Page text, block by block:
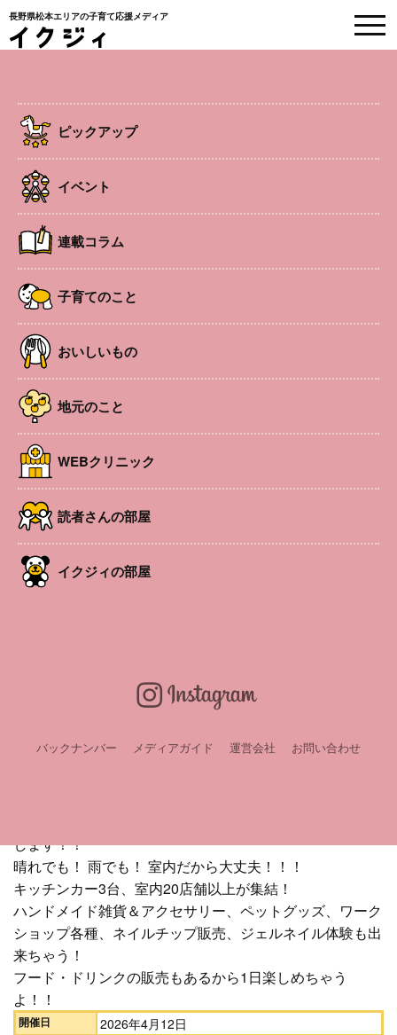
長野県松本エリアの子育て応援メディア
ピックアップ
イベント
連載コラム
子育てのこと
おいしいもの
地元のこと
WEBクリニック
読者さんの部屋
イクジィの部屋
バックナンバー メディアガイド 運営会社 お問い合わせ
EVENT
HOME
安曇・奈川エリア イベント
fun fun フェスタ
します！！
晴れでも！ 雨でも！ 室内だから大丈夫！！！
キッチンカー3台、室内20店舗以上が集結！
ハンドメイド雑貨＆アクセサリー、ペットグッズ、ワーク
ショップ各種、ネイルチップ販売、ジェルネイル体験も出
来ちゃう！
フード・ドリンクの販売もあるから1日楽しめちゃう
よ！！
開催日 2026年4月12日